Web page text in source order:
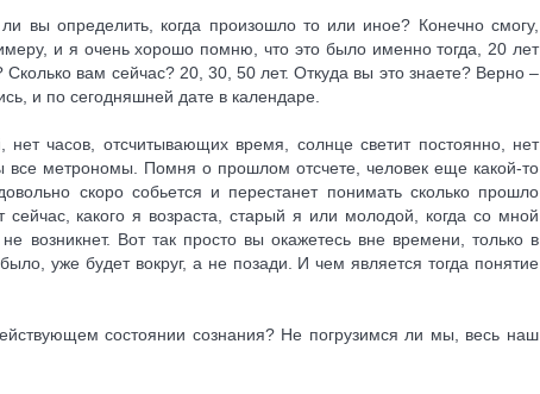
вы определить, когда произошло то или иное? Конечно смогу,
и я очень хорошо помню, что это было именно тогда, 20 лет
вам сейчас? 20, 30, 50 лет. Откуда вы это знаете? Верно –
и по сегодняшней дате в календаре.
нет часов, отсчитывающих время, солнце светит постоянно, нет
метрономы. Помня о прошлом отсчете, человек еще какой-то
скоро собьется и перестанет понимать сколько прошло
какого я возраста, старый я или молодой, когда со мной
возникнет. Вот так просто вы окажетесь вне времени, только в
уже будет вокруг, а не позади. И чем является тогда понятие
состоянии сознания? Не погрузимся ли мы, весь наш